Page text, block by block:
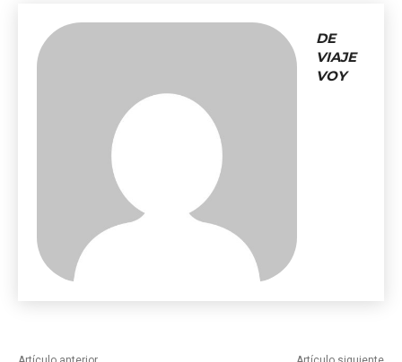
DE
VIAJE
VOY